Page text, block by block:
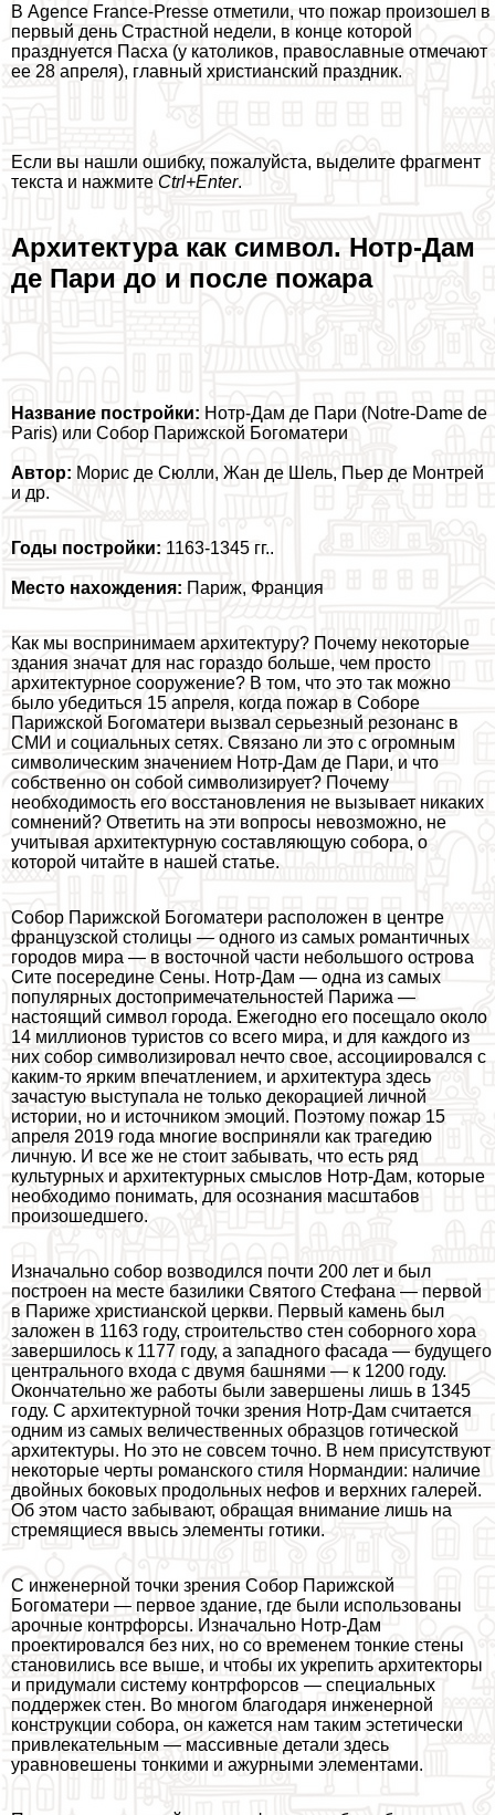
В Agence France-Presse отметили, что пожар произошел в
первый день Страстной недели, в конце которой
празднуется Пасха (у католиков, православные отмечают
ее 28 апреля), главный христианский праздник.
Если вы нашли ошибку, пожалуйста, выделите фрагмент
текста и нажмите Ctrl+Enter.
Архитектура как символ. Нотр-Дам
де Пари до и после пожара
Название постройки: Нотр-Дам де Пари (Notre-Dame de
Paris) или Собор Парижской Богоматери
Автор: Морис де Сюлли, Жан де Шель, Пьер де Монтрей
и др.
Годы постройки: 1163-1345 гг..
Место нахождения: Париж, Франция
Как мы воспринимаем архитектуру? Почему некоторые
здания значат для нас гораздо больше, чем просто
архитектурное сооружение? В том, что это так можно
было убедиться 15 апреля, когда пожар в Соборе
Парижской Богоматери вызвал серьезный резонанс в
СМИ и социальных сетях. Связано ли это с огромным
символическим значением Нотр-Дам де Пари, и что
собственно он собой символизирует? Почему
необходимость его восстановления не вызывает никаких
сомнений? Ответить на эти вопросы невозможно, не
учитывая архитектурную составляющую собора, о
которой читайте в нашей статье.
Собор Парижской Богоматери расположен в центре
французской столицы — одного из самых романтичных
городов мира — в восточной части небольшого острова
Сите посередине Сены. Нотр-Дам — одна из самых
популярных достопримечательностей Парижа —
настоящий символ города. Ежегодно его посещало около
14 миллионов туристов со всего мира, и для каждого из
них собор символизировал нечто свое, ассоциировался с
каким-то ярким впечатлением, и архитектура здесь
зачастую выступала не только декорацией личной
истории, но и источником эмоций. Поэтому пожар 15
апреля 2019 года многие восприняли как трагедию
личную. И все же не стоит забывать, что есть ряд
культурных и архитектурных смыслов Нотр-Дам, которые
необходимо понимать, для осознания масштабов
произошедшего.
Изначально собор возводился почти 200 лет и был
построен на месте базилики Святого Стефана — первой
в Париже христианской церкви. Первый камень был
заложен в 1163 году, строительство стен соборного хора
завершилось к 1177 году, а западного фасада — будущего
центрального входа с двумя башнями — к 1200 году.
Окончательно же работы были завершены лишь в 1345
году. С архитектурной точки зрения Нотр-Дам считается
одним из самых величественных образцов готической
архитектуры. Но это не совсем точно. В нем присутствуют
некоторые черты романского стиля Нормaндии: наличие
двойных боковых продольных нефов и верхних галерей.
Об этом часто забывают, обращая внимание лишь на
стремящиеся ввысь элементы готики.
С инженерной точки зрения Собор Парижской
Богоматери — первое здание, где были использованы
арочные контрфорсы. Изначально Нотр-Дам
проектировался без них, но со временем тонкие стены
становились все выше, и чтобы их укрепить архитекторы
и придумали систему контрфорсов — специальных
поддержек стен. Во многом благодаря инженерной
конструкции собора, он кажется нам таким эстетически
привлекательным — массивные детали здесь
уравновешены тонкими и ажурными элементами.